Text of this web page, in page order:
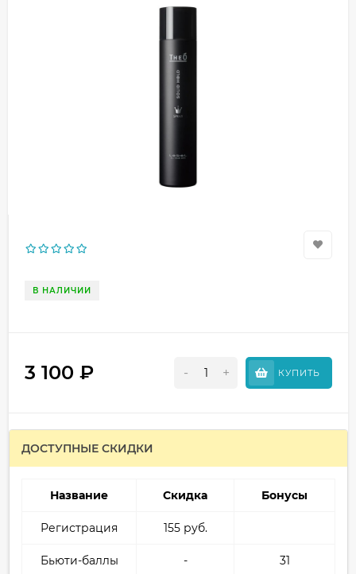
В НАЛИЧИИ
3 100 ₽ - + КУПИТЬ
ДОСТУПНЫЕ СКИДКИ
Название Скидка Бонусы
Регистрация 155 руб.
Бьюти-баллы - 31